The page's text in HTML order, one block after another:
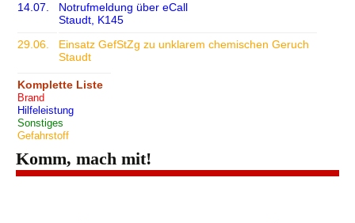
14.07.
Notrufmeldung über eCall
Staudt, K145
29.06.
Einsatz GefStZg zu unklarem chemischen Geruch
Staudt
Komplette Liste
Brand
Hilfeleistung
Sonstiges
Gefahrstoff
Komm, mach mit!